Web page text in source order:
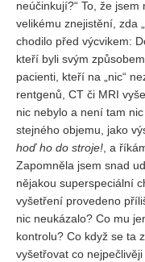
neúčinkují?“ To, že
velikému znejistění, zda
chodilo před výcvikem:
kteří byli svým
pacienti, kteří na „nic“
rentgenů, CT či MRI
nic nebylo a není tam
stejného objemu, jako
hoď ho do stroje! , a
Zapomněla jsem snad
nějakou superspeciální
vyšetření provedeno
nic neukázalo? Co mu
kontrolu? Co když se ta
vyšetřovat co